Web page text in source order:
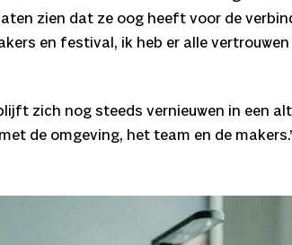
zien dat ze oog heeft voor de
en festival, ik heb er alle
zich nog steeds vernieuwen in een
de omgeving, het team en de makers.’